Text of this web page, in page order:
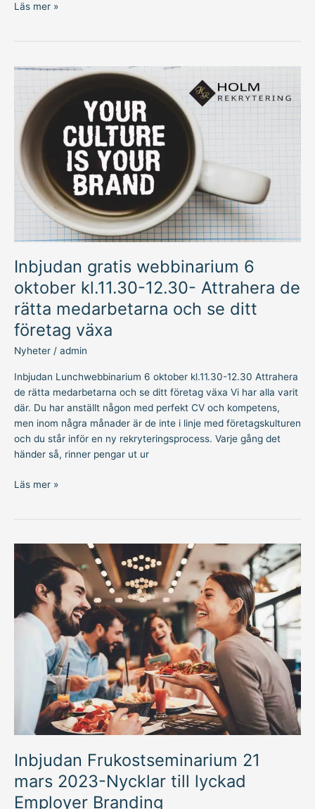
Läs mer »
Inbjudan gratis webbinarium 6
oktober kl.11.30-12.30- Attrahera de
rätta medarbetarna och se ditt
företag växa
Nyheter / admin
Inbjudan Lunchwebbinarium 6 oktober kl.11.30-12.30 Attrahera
de rätta medarbetarna och se ditt företag växa Vi har alla varit
där. Du har anställt någon med perfekt CV och kompetens,
men inom några månader är de inte i linje med företagskulturen
och du står inför en ny rekryteringsprocess. Varje gång det
händer så, rinner pengar ut ur
Inbjudan
webbinarium
oktober
kl.11.30-
12.30-
Attrahera
medarbetarna
och
se
ditt
företag
växa
Läs mer »
Inbjudan Frukostseminarium 21
mars 2023-Nycklar till lyckad
Employer Branding
Inbjudan
Frukostseminarium
mars
2023-
Nycklar
Employer
Branding